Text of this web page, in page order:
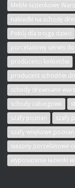
Meble łazienkowe
nakładki na schody
Pokój dla trojga dzieci
porcelanowy serwis
producenci kinkietów
producent schodów
schody drewniane
schody zabiegowe
szafy poznań
szafy
szafy wnękowe poznań
wazony porcelanowe
wyposażenie łazienki